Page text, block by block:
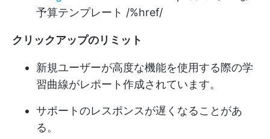
予算テンプレート /%href/
クリックアップのリミット
新規ユーザーが高度な機能を使用する際の学
習曲線がレポート作成されています。
サポートのレスポンスが遅くなることがあ
る。